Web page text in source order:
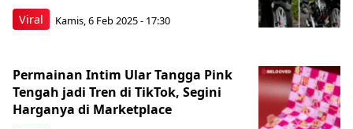
Viral Kamis, 6 Feb 2025 - 17:30
Permainan Intim Ular Tangga Pink
Tengah jadi Tren di TikTok, Segini
Harganya di Marketplace